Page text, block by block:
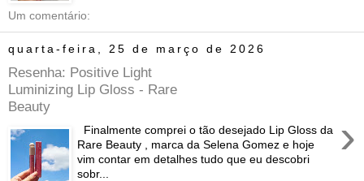
Um comentário:
quarta-feira, 25 de março de 2026
Resenha: Positive Light
Luminizing Lip Gloss - Rare
Beauty
›
Finalmente comprei o tão desejado Lip Gloss da
Rare Beauty , marca da Selena Gomez e hoje
vim contar em detalhes tudo que eu descobri
sobr...